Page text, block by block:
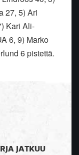
27, 5) Ari
Kari Ali-
6, 9) Marko
6 pistettä.
JATKUU